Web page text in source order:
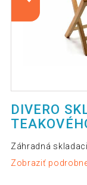
DIVERO
Záhradná
Zobraziť